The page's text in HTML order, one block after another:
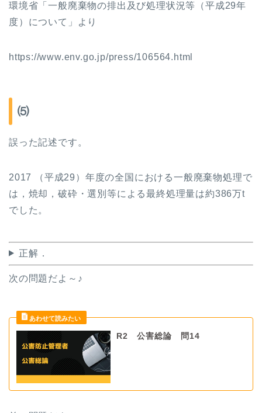
環境省「一般廃棄物の排出及び処理状況等（平成29年
度）について」より
https://www.env.go.jp/press/106564.html
⑸
誤った記述です。
2017 （平成29 ）年度の全国における一般廃棄物処理で
は，焼却，破砕・選別等による最終処理量は約386万t
でした。
正解．
次の問題だよ～♪
R2 公害総論 問14